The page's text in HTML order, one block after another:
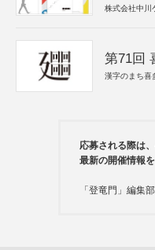
株式会社中川
第71回
漢字のまち喜
応募される際は
最新の開催情報
「登竜門」編集部